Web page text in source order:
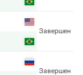
Завершен
Завершен